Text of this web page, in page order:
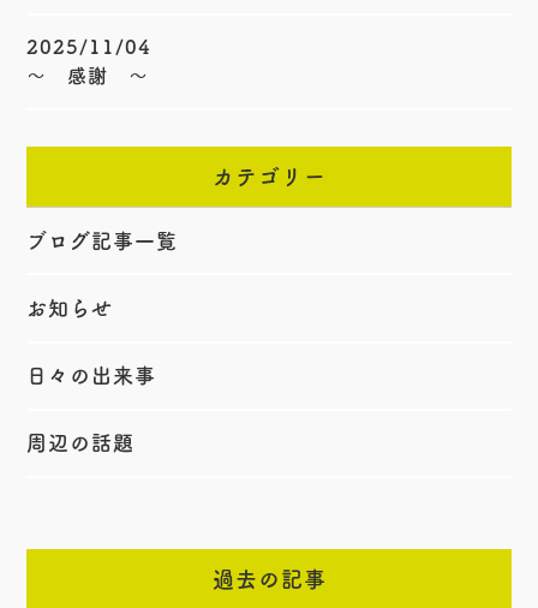
2025/11/04
〜 感謝 〜
カテゴリー
ブログ記事一覧
お知らせ
日々の出来事
周辺の話題
過去の記事